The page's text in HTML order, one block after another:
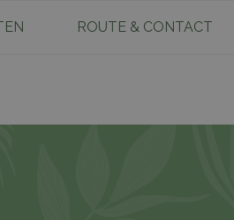
ROUTE & CONTACT